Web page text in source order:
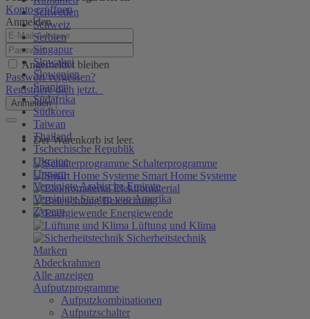
Schweden
Schweiz
Serbien
Singapur
Slowakei
Slowenien
Spanien
Südafrika
Südkorea
Taiwan
Thailand
Tschechische Republik
Ukraine
Ungarn
Vereinigte Arabische Emirate
Vereinigte Staaten von Amerika
Zypern
Konto eröffnen
Anmelden
Angemeldet bleiben
Passwort vergessen?
Registriere dich jetzt.
Anmelden
Der Warenkorb ist leer.
Schalterprogramme
Smart Home Systeme
Elektromaterial
Beleuchtung
Energiewende
Lüftung und Klima
Sicherheitstechnik
Marken
Abdeckrahmen
Alle anzeigen
Aufputzprogramme
Aufputzkombinationen
Aufputzschalter